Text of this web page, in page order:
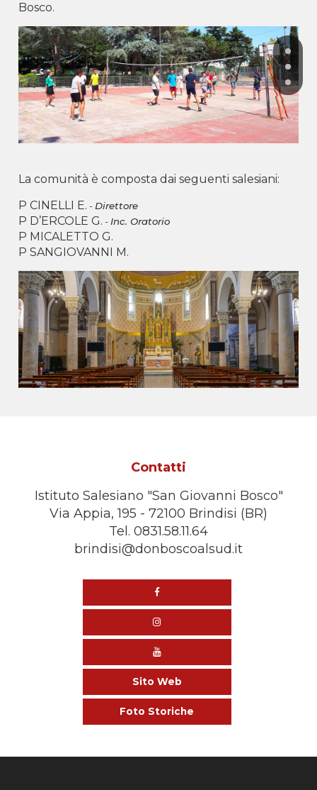
Bosco.
La comunità è composta dai seguenti salesiani:
P CINELLI E. -Direttore
P D’ERCOLE G. -Inc. Oratorio
P MICALETTO G.
P SANGIOVANNI M.
Contatti
Istituto Salesiano "San Giovanni Bosco"
Via Appia, 195 - 72100 Brindisi (BR)
Tel. 0831.58.11.64
brindisi@donboscoalsud.it
Sito Web
Foto Storiche